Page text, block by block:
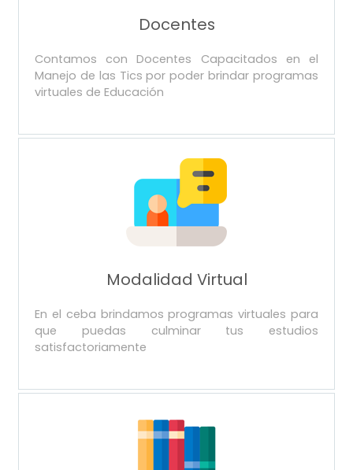
Docentes
Contamos con Docentes Capacitados en el
Manejo de las Tics por poder brindar programas
virtuales de Educación
Modalidad Virtual
En el ceba brindamos programas virtuales para
que puedas culminar tus estudios
satisfactoriamente